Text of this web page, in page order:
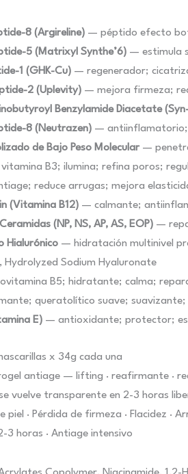
8 (Argireline) — péptido efecto
5 (Matrixyl Synthe’6) — estimula
1 (GHK-Cu) — regenerador;
2 (Uplevity) — mejora firmeza;
Benzylamide Diacetate
8 (Neutrazen) — antiinflamatorio;
de Bajo Peso Molecular —
B3; ilumina; refina poros;
reduce arrugas; mejora
(Vitamina B12) — calmante;
(NP, NS, AP, AS, EOP) —
Hialurónico — hidratación multinivel
Hydrolyzed Sodium Hyaluronate
B5; hidratante; calma;
queratolítico suave;
E) — antioxidante; protector;
x 34g cada una
antiage — lifting · reafirmante ·
vuelve transparente en 2-3 horas
piel · Pérdida de firmeza · Flacidez ·
3 horas · Antiage intensivo